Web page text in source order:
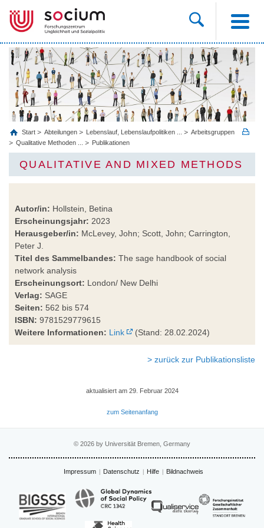
Start Abteilungen Lebenslauf, Lebenslaufpolitiken ...
Arbeitsgruppen
Qualitative Methoden ...
Publikationen
QUALITATIVE AND MIXED METHODS
Autor/in: Hollstein, Betina
Erscheinungsjahr: 2023
Herausgeber/in: McLevey, John; Scott, John; Carrington,
Peter J.
Titel des Sammelbandes: The sage handbook of social
network analysis
Erscheinungsort: London/ New Delhi
Verlag: SAGE
Seiten: 562 bis 574
ISBN: 9781529779615
Weitere Informationen: Link (Stand: 28.02.2024)
> zurück zur Publikationsliste
aktualisiert am 29. Februar 2024
zum Seitenanfang
© 2026 by Universität Bremen, Germany
Impressum Datenschutz Hilfe Bildnachweis